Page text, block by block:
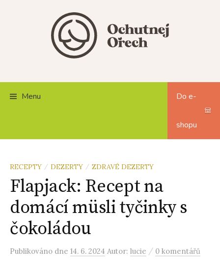
Menu Do e-
shopu
RECEPTY / DEZERTY / ZDRAVÉ DEZERTY
Flapjack: Recept na
domácí müsli tyčinky s
čokoládou
Publikováno dne 14. 6. 2024 Autor: lucie / 0 komentářů